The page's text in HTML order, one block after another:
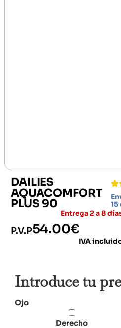
DAILIES
AQUACOMFORT
PLUS 90
Entrega 2 a 8
P.V.P54.00€
IVA
Introduce tu
Ojo
Derecho